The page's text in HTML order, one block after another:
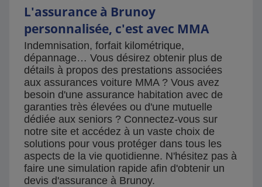
L'assurance à Brunoy
personnalisée, c'est avec MMA
Indemnisation, forfait kilométrique,
dépannage… Vous désirez obtenir plus de
détails à propos des prestations associées
aux assurances voiture MMA ? Vous avez
besoin d'une assurance habitation avec de
garanties très élevées ou d'une mutuelle
dédiée aux seniors ? Connectez-vous sur
notre site et accédez à un vaste choix de
solutions pour vous protéger dans tous les
aspects de la vie quotidienne. N'hésitez pas à
faire une simulation rapide afin d'obtenir un
devis d'assurance à Brunoy.